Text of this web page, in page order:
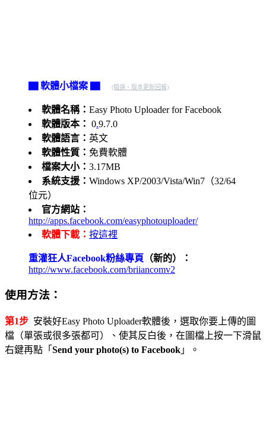
▇ 軟體小檔案 ▇ (錯誤、版本更新回報)
軟體名稱： Easy Photo Uploader for Facebook
軟體版本： 0.9.7.0
軟體語言： 英文
軟體性質： 免費軟體
檔案大小： 3.17MB
系統支援： Windows XP/2003/Vista/Win7（32/64
位元）
官方網站：
http://apps.facebook.com/easyphotouploader/
軟體下載： 按這裡
重灌狂人Facebook粉絲專頁 （新的）：
http://www.facebook.com/briiancomv2
使用方法：
第1步 安裝好Easy Photo Uploader軟體後，選取你要上傳的圖
檔（單張或很多張都可）、使其反白後，在圖檔上按一下滑鼠
右鍵再點「 Send your photo(s) to Facebook 」。